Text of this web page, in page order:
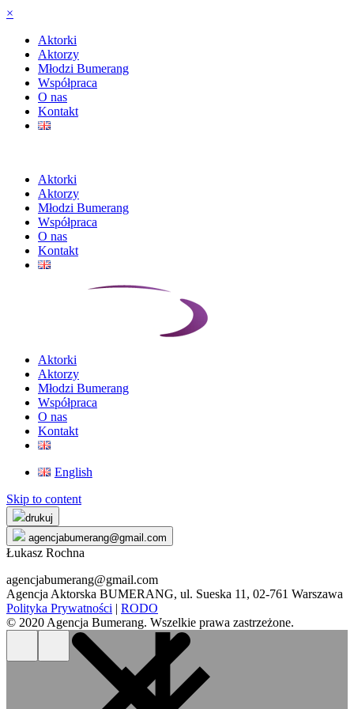
×
Aktorki
Aktorzy
Młodzi Bumerang
Współpraca
O nas
Kontakt
Aktorki
Aktorzy
Młodzi Bumerang
Współpraca
O nas
Kontakt
Aktorki
Aktorzy
Młodzi Bumerang
Współpraca
O nas
Kontakt
English
Skip to content
drukuj
agencjabumerang@gmail.com
Łukasz Rochna
agencjabumerang@gmail.com
Agencja Aktorska BUMERANG, ul. Sueska 11, 02-761 Warszawa
Polityka Prywatności | RODO
© 2020 Agencja Bumerang. Wszelkie prawa zastrzeżone.